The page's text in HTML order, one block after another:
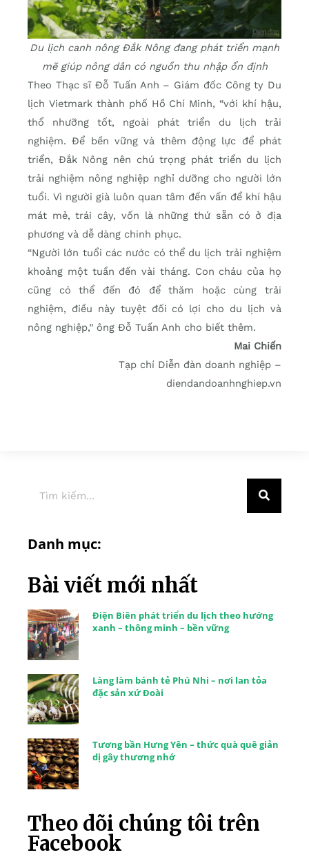
Du lịch canh nông Đắk Nông đang phát triển mạnh
mẽ giúp nông dân có nguồn thu nhập ổn định
Theo Thạc sĩ Đỗ Tuấn Anh – Giám đốc Công ty Du
lịch Vietmark thành phố Hồ Chí Minh, “với khí hậu,
thổ nhưỡng tốt, ngoài phát triển du lịch trải
nghiệm. Để bền vững và thêm động lực để phát
triển, Đắk Nông nên chú trọng phát triển du lịch
trải nghiệm nông nghiệp nghỉ dưỡng cho người lớn
tuổi. Vì người già luôn quan tâm đến vấn để khí hậu
mát mẻ, trái cây, vốn là những thứ sẵn có ở địa
phương và dễ dàng chinh phục.
“Người lớn tuổi các nước có thể du lịch trải nghiệm
khoảng một tuần đến vài tháng. Con cháu của họ
cũng có thể đến đó để thăm hoặc cùng trải
nghiệm, điều này tuyệt đối có lợi cho du lịch và
nông nghiệp,” ông Đỗ Tuấn Anh cho biết thêm.
Mai Chiến
Tạp chí Diễn đàn doanh nghiệp –
diendandoanhnghiep.vn
Danh mục:
Bài viết mới nhất
Điện Biên phát triển du lịch theo hướng
xanh – thông minh – bền vững
Làng làm bánh tẻ Phú Nhi – nơi lan tỏa
đặc sản xứ Đoài
Tương bần Hưng Yên – thức quà quê giản
dị gây thương nhớ
Theo dõi chúng tôi trên
Facebook